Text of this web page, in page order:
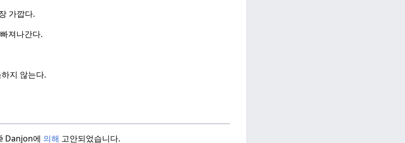
가깝다.
져나간다.
지 않는다.
Danjon에 의해 고안되었습니다.